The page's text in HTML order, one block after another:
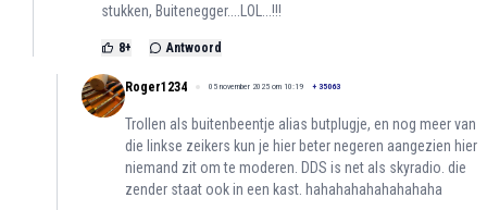
stukken, Buitenegger....LOL...!!!
8+ Antwoord
Roger1234 05 november 2025 om 10:19 + 35063
Trollen als buitenbeentje alias butplugje, en nog meer van
die linkse zeikers kun je hier beter negeren aangezien hier
niemand zit om te moderen. DDS is net als skyradio. die
zender staat ook in een kast. hahahahahahahahaha